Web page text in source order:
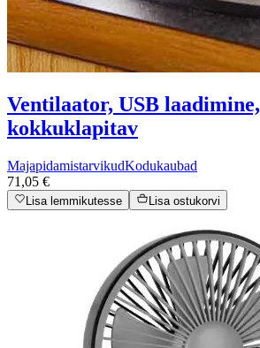
Ventilaator, USB laadimine,
kokkuklapitav
MajapidamistarvikudKodukaubad
71,05 €
Lisa lemmikutesse Lisa ostukorvi